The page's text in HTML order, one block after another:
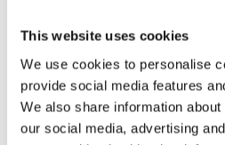
This website uses cookies
We use cookies to personalise
provide social media features
We also share information
our social media, advertising
van een paneel inclusief 1 baluster is
eenvoudig op de juiste maat worden
ijzerzaag met behoud van de
panelen worden geschroefd aan de
wordt afgedekt met een u-vormige